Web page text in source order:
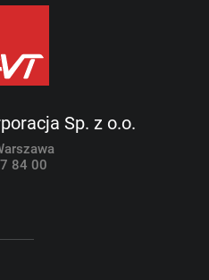
Sp. z o.o.
84 00